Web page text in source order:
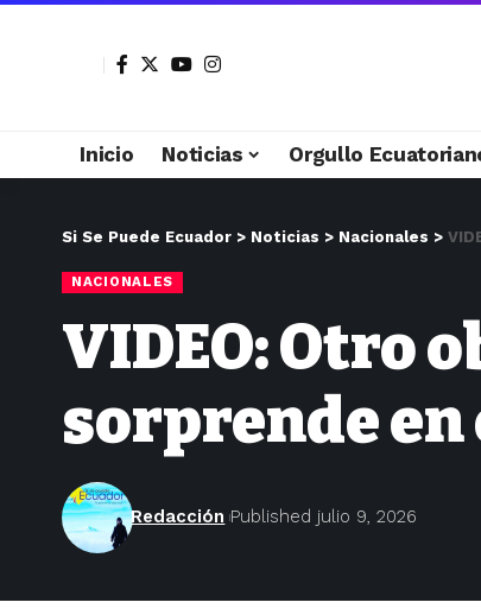
Inicio Noticias Orgullo
Si Se Puede Ecuador > Noticias > Nacionales >
NACIONALES
VIDEO: Otro
sorprende en
Redacción Published julio 9, 2026